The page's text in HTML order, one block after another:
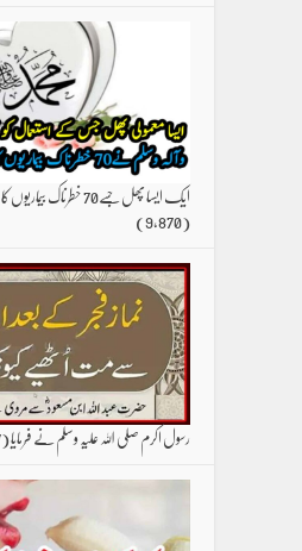
ایک ایسا پھل جسے70 خطرناک بیماریوں کا علاج قرار دیا ہے ؟
(9,870)
رسول اکرم صلی اللہ علیہ وسلم نے فرمایا(6,807)